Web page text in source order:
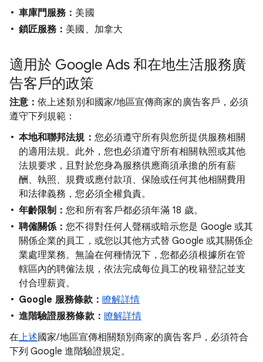
車庫門服務： 美國
鎖匠服務： 美國、加拿大
適用於 Google Ads 和在地生活服務廣
告客戶的政策
注意：依上述類別和國家/地區宣傳商家的廣告客戶，必須
遵守下列規範：
本地和聯邦法規： 您必須遵守所有與您所提供服務相關
的適用法規。此外，您也必須遵守所有相關執照或其他
法規要求，且對於您身為服務供應商須承擔的所有薪
酬、執照、規費或應付款項、保險或任何其他相關費用
和法律義務，您必須全權負責。
年齡限制：您和所有客戶都必須年滿 18 歲。
聘僱關係：您不得對任何人聲稱或暗示您是 Google 或其
關係企業的員工，或您以其他方式替 Google 或其關係企
業處理業務。無論在何種情況下，您都必須根據所在管
轄區內的聘僱法規，依法完成每位員工的稅籍登記並支
付合理薪資。
Google 服務條款： 瞭解詳情
進階驗證服務條款： 瞭解詳情
在上述國家/地區宣傳相關類別商家的廣告客戶，必須符合
下列 Google 進階驗證規定。